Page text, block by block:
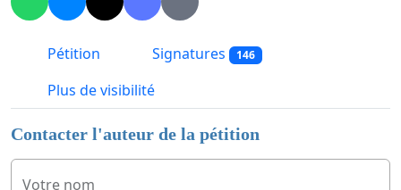
Pétition Signatures 146
Plus de visibilité
Contacter l'auteur de la pétition
Votre nom